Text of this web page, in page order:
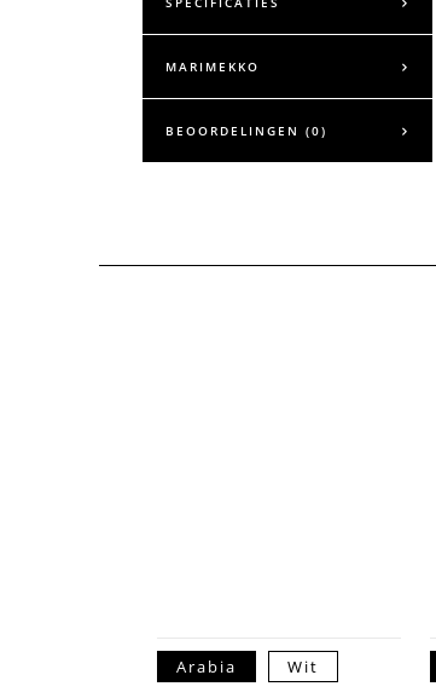
MARIMEKKO
BEOORDELINGEN (0)
Arabia Wit